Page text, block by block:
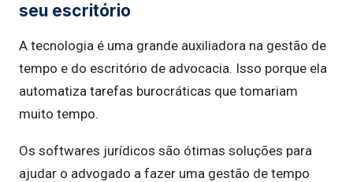
seu escritório
A tecnologia é uma grande auxiliadora na gestão de
tempo e do escritório de advocacia. Isso porque ela
automatiza tarefas burocráticas que tomariam
muito tempo.
Os softwares jurídicos são ótimas soluções para
ajudar o advogado a fazer uma gestão de tempo